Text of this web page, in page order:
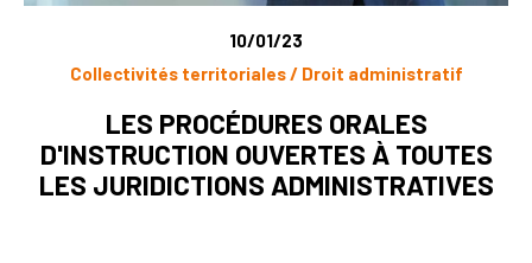
10/01/23
Collectivités territoriales / Droit administratif
LES PROCÉDURES ORALES
D'INSTRUCTION OUVERTES À TOUTES
LES JURIDICTIONS ADMINISTRATIVES